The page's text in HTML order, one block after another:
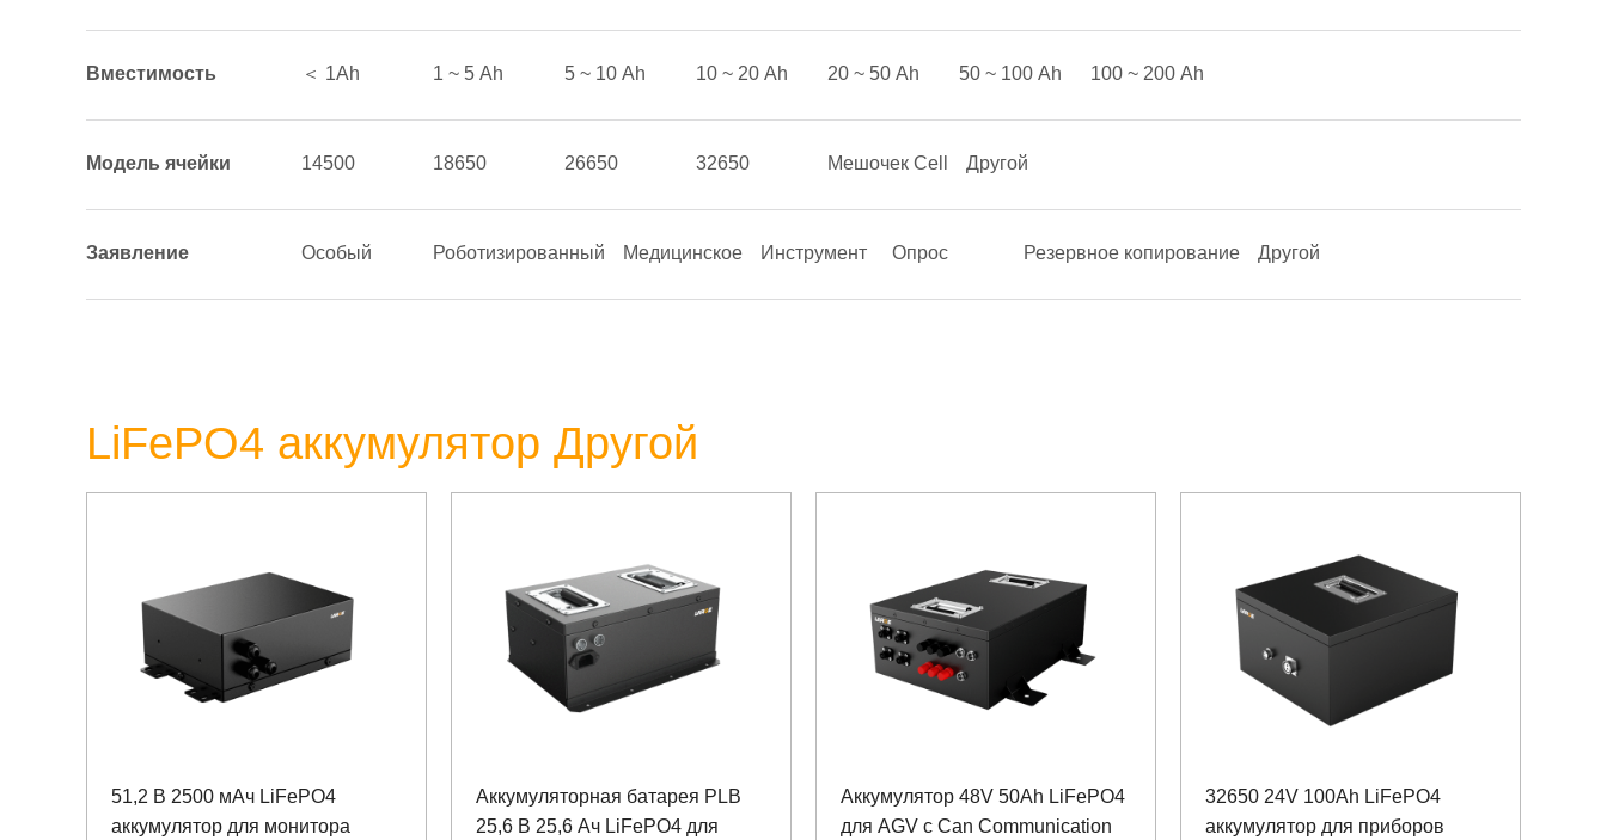
Вместимость ＜ 1Аh 1 ~ 5 Аh 5 ~ 10 Аh 10 ~ 20 Аh 20 ~ 50 Аh 50 ~ 100 Аh 100 ~ 200 Аh
Модель ячейки 14500 18650 26650 32650 Мешочек Cell Другой
Заявление Особый Роботизированный Медицинское Инструмент Опрос Резервное копирование Другой
LiFePO4 аккумулятор Другой
51,2 В 2500 мАч LiFePO4
аккумулятор для монитора
Аккумуляторная батарея PLB
25,6 В 25,6 Ач LiFePO4 для
Аккумулятор 48V 50Ah LiFePO4
для AGV с Can Communication
32650 24V 100Ah LiFePO4
аккумулятор для приборов